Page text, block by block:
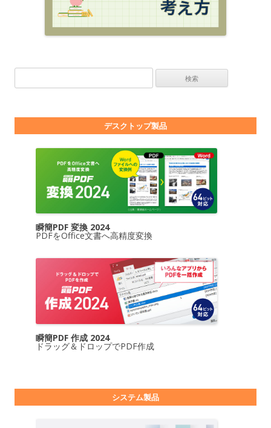
デスクトップ製品
瞬簡PDF 変換 2024
PDFをOffice文書へ高精度変換
瞬簡PDF 作成 2024
ドラッグ＆ドロップでPDF作成
システム製品